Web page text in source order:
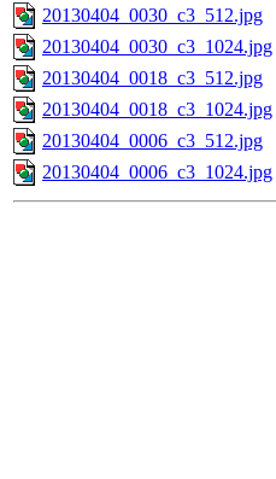
20130404_0030_c3_512.jpg
20130404_0030_c3_1024.jpg
20130404_0018_c3_512.jpg
20130404_0018_c3_1024.jpg
20130404_0006_c3_512.jpg
20130404_0006_c3_1024.jpg